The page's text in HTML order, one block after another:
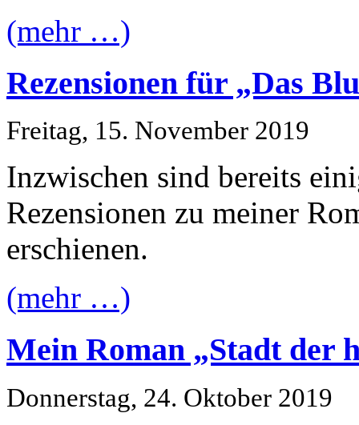
(mehr …)
Rezensionen für „Das
Freitag, 15. November 2019
Inzwischen sind bereits
Rezensionen zu meiner
erschienen.
(mehr …)
Mein Roman „Stadt der
Donnerstag, 24. Oktober 2019